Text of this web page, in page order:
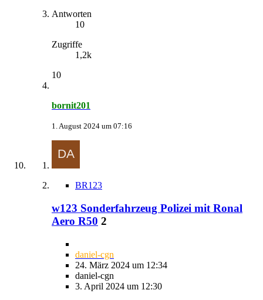
Antworten
10
Zugriffe
1,2k
10
bornit201
1. August 2024 um 07:16
BR123
w123 Sonderfahrzeug Polizei mit Ronal
Aero R50 2
daniel-cgn
24. März 2024 um 12:34
daniel-cgn
3. April 2024 um 12:30